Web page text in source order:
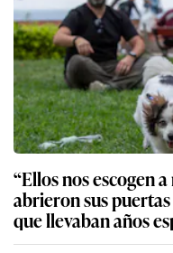
“Ellos nos escogen
abrieron sus
que llevaban años